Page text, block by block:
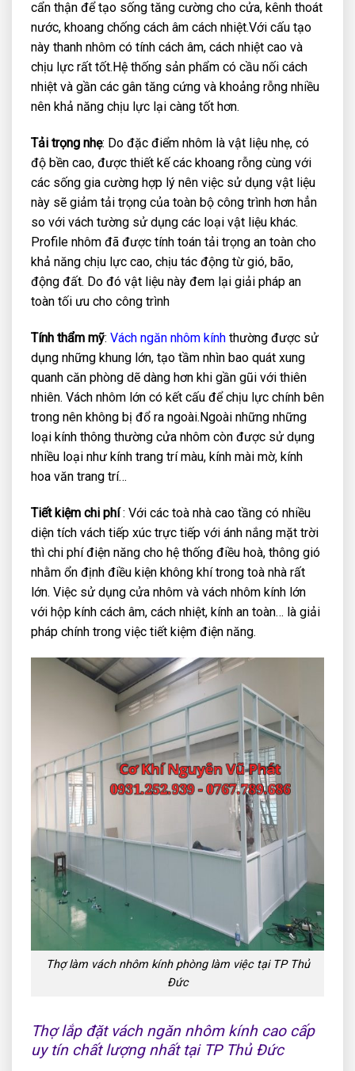
cẩn thận để tạo sống tăng cường cho cửa, kênh thoát
nước, khoang chống cách âm cách nhiệt.Với cấu tạo
này thanh nhôm có tính cách âm, cách nhiệt cao và
chịu lực rất tốt.Hệ thống sản phẩm có cầu nối cách
nhiệt và gần các gân tăng cứng và khoảng rỗng nhiều
nên khả năng chịu lực lại càng tốt hơn.
Tải trọng nhẹ: Do đặc điểm nhôm là vật liệu nhẹ, có
độ bền cao, được thiết kế các khoang rỗng cùng với
các sống gia cường hợp lý nên việc sử dụng vật liệu
này sẽ giảm tải trọng của toàn bộ công trình hơn hẳn
so với vách tường sử dụng các loại vật liệu khác.
Profile nhôm đã được tính toán tải trọng an toàn cho
khả năng chịu lực cao, chịu tác động từ gió, bão,
động đất. Do đó vật liệu này đem lại giải pháp an
toàn tối ưu cho công trình
Tính thẩm mỹ: Vách ngăn nhôm kính thường được sử
dụng những khung lớn, tạo tầm nhìn bao quát xung
quanh căn phòng dẽ dàng hơn khi gần gũi với thiên
nhiên. Vách nhôm lớn có kết cấu để chịu lực chính bên
trong nên không bị đổ ra ngoài.Ngoài những những
loại kính thông thường cửa nhôm còn được sử dụng
nhiều loại như kính trang trí màu, kính mài mờ, kính
hoa văn trang trí…
Tiết kiệm chi phí: Với các toà nhà cao tầng có nhiều
diện tích vách tiếp xúc trực tiếp với ánh nắng mặt trời
thì chi phí điện năng cho hệ thống điều hoà, thông gió
nhằm ổn định điều kiện không khí trong toà nhà rất
lớn. Việc sử dụng cửa nhôm và vách nhôm kính lớn
với hộp kính cách âm, cách nhiệt, kính an toàn… là giải
pháp chính trong việc tiết kiệm điện năng.
Thợ làm vách nhôm kính phòng làm việc tại TP Thủ
Đức
Thợ lắp đặt vách ngăn nhôm kính cao cấp
uy tín chất lượng nhất tại TP Thủ Đức